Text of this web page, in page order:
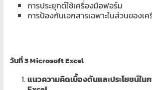
การประยุกต์ใช้เครื่องมือฟอร์ม
การป้องกันเอกสารเฉพาะในส่วนของเ
วันที่3 Microsoft Excel
แนวความคิดเบื้องต้นและประโยชน์ใน